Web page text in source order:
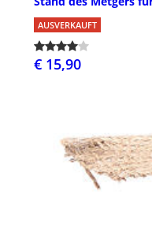
AUSVERKAUFT
€ 15,90